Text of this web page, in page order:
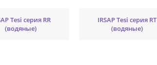
Tesi серия RR
(водяные)
IRSAP Tesi серия RT
(водяные)